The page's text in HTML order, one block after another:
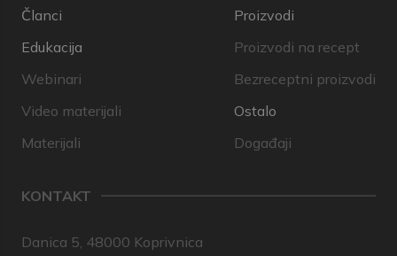
Članci
Edukacija
Webinari
Video materijali
Materijali
Proizvodi
Proizvodi na recept
Bezreceptni proizvodi
Ostalo
Događaji
KONTAKT
Danica 5, 48000 Koprivnica